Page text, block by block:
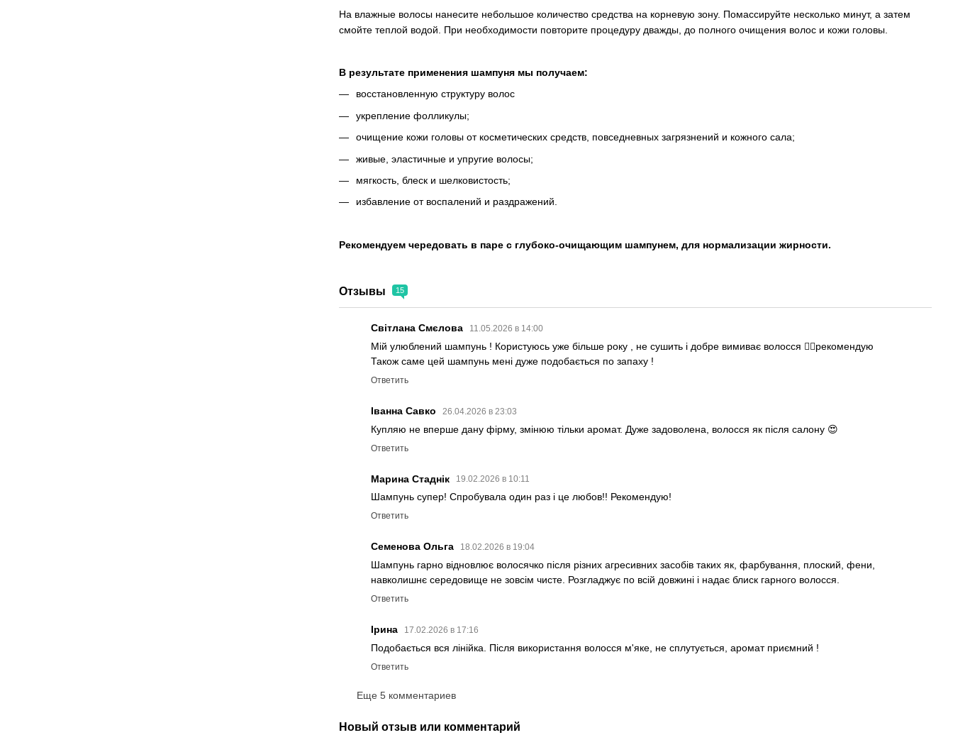
На влажные волосы нанесите небольшое количество средства на корневую зону. Помассируйте несколько минут, а затем
смойте теплой водой. При необходимости повторите процедуру дважды, до полного очищения волос и кожи головы.
В результате применения шампуня мы получаем:
восстановленную структуру волос
укрепление фолликулы;
очищение кожи головы от косметических средств, повседневных загрязнений и кожного сала;
живые, эластичные и упругие волосы;
мягкость, блеск и шелковистость;
избавление от воспалений и раздражений.
Рекомендуем чередовать в паре с глубоко-очищающим шампунем, для нормализации жирности.
Отзывы 15
Світлана Смєлова 11.05.2026 в 14:00
Мій улюблений шампунь ! Користуюсь уже більше року , не сушить і добре вимиває волосся 👍🏻рекомендую
Також саме цей шампунь мені дуже подобається по запаху !
Ответить
Іванна Савко 26.04.2026 в 23:03
Купляю не вперше дану фірму, змінюю тільки аромат. Дуже задоволена, волосся як після салону 😍
Ответить
Марина Стаднік 19.02.2026 в 10:11
Шампунь супер! Спробувала один раз і це любов!! Рекомендую!
Ответить
Семенова Ольга 18.02.2026 в 19:04
Шампунь гарно відновлює волосячко після різних агресивних засобів таких як, фарбування, плоский, фени,
навколишнє середовище не зовсім чисте. Розгладжує по всій довжині і надає блиск гарного волосся.
Ответить
Ірина 17.02.2026 в 17:16
Подобається вся лінійка. Після використання волосся м'яке, не сплутується, аромат приємний !
Ответить
Еще 5 комментариев
Новый отзыв или комментарий